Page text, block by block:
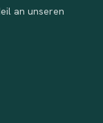
an unseren